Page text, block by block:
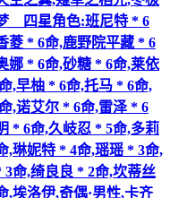
__四星角色:班尼特 * 6
菱 * 6命,鹿野院平藏 * 6
娜 * 6命,砂糖 * 6命,莱依
,早柚 * 6命,托马 * 6命,
,诺艾尔 * 6命,雷泽 * 6
* 6命,久岐忍 * 5命,多莉
,琳妮特 * 4命,瑶瑶 * 3命,
命,绮良良 * 2命,坎蒂丝
,埃洛伊,奇偶·男性,卡齐